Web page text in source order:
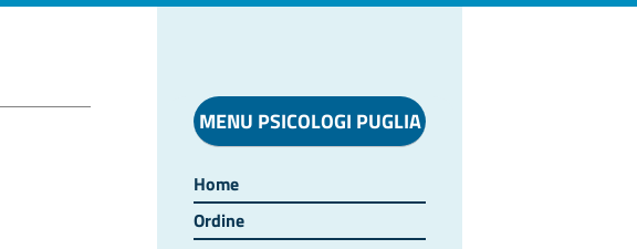
MENU PSICOLOGI PUGLIA
Home
Ordine